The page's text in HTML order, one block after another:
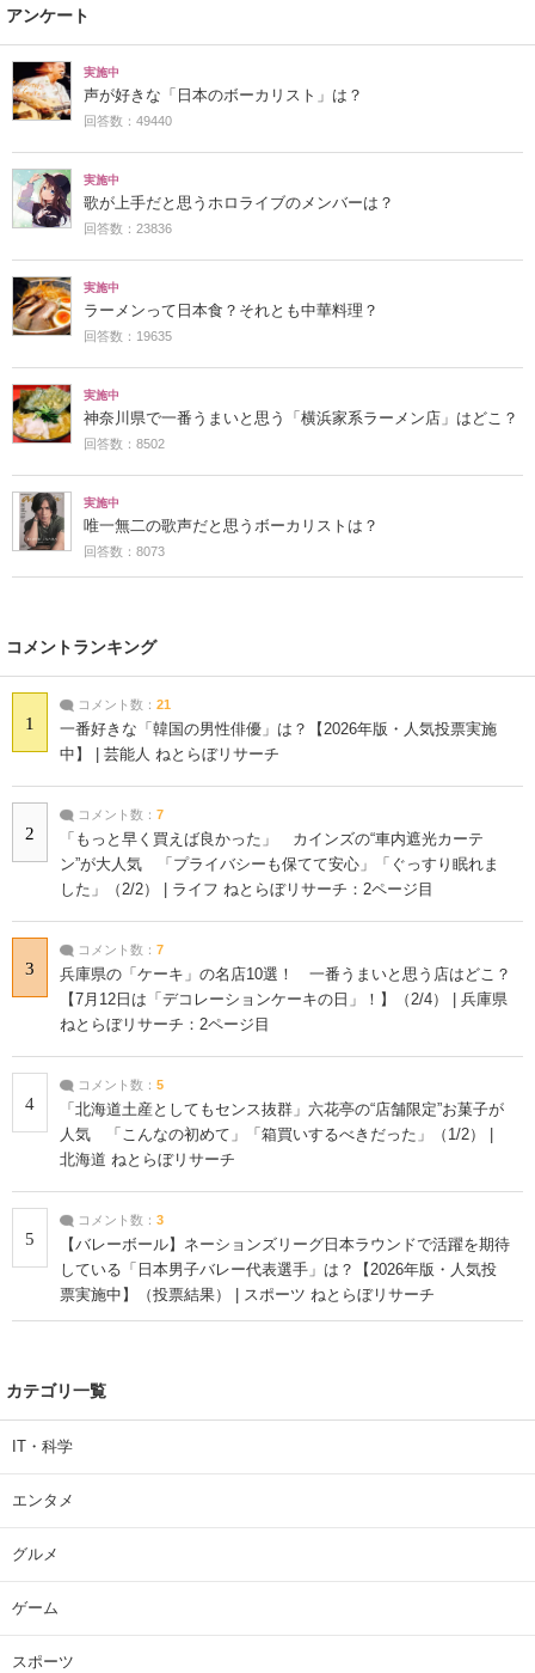
アンケート
実施中
声が好きな「日本のボーカリスト」は？
回答数：49440
実施中
歌が上手だと思うホロライブのメンバーは？
回答数：23836
実施中
ラーメンって日本食？それとも中華料理？
回答数：19635
実施中
神奈川県で一番うまいと思う「横浜家系ラーメン店」はどこ？
回答数：8502
実施中
唯一無二の歌声だと思うボーカリストは？
回答数：8073
コメントランキング
1
コメント数： 21
一番好きな「韓国の男性俳優」は？【2026年版・人気投票実施
中】 | 芸能人 ねとらぼリサーチ
2
コメント数： 7
「もっと早く買えば良かった」 カインズの“車内遮光カーテ
ン”が大人気 「プライバシーも保てて安心」「ぐっすり眠れま
した」（2/2） | ライフ ねとらぼリサーチ：2ページ目
3
コメント数： 7
兵庫県の「ケーキ」の名店10選！ 一番うまいと思う店はどこ？
【7月12日は「デコレーションケーキの日」！】（2/4） | 兵庫県
ねとらぼリサーチ：2ページ目
4
コメント数： 5
「北海道土産としてもセンス抜群」六花亭の“店舗限定”お菓子が
人気 「こんなの初めて」「箱買いするべきだった」（1/2） |
北海道 ねとらぼリサーチ
5
コメント数： 3
【バレーボール】ネーションズリーグ日本ラウンドで活躍を期待
している「日本男子バレー代表選手」は？【2026年版・人気投
票実施中】（投票結果） | スポーツ ねとらぼリサーチ
カテゴリ一覧
IT・科学
エンタメ
グルメ
ゲーム
スポーツ